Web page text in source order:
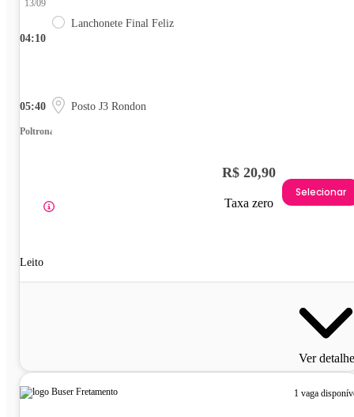
04:10
13/09
Lanchonete Final Feliz
05:40 Posto J3 Rondon
Poltrona
Leito
R$ 20,90
Taxa zero
Selecionar
Ver
1 vaga